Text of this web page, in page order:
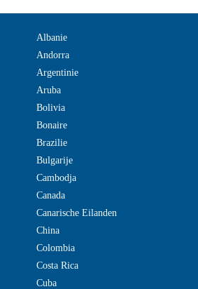
Albanie
Andorra
Argentinie
Aruba
Bolivia
Bonaire
Brazilie
Bulgarije
Cambodja
Canada
Canarische Eilanden
China
Colombia
Costa Rica
Cuba